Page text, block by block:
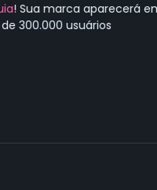
! Sua marca aparecerá
300.000 usuários